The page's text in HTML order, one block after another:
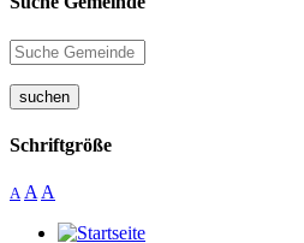
suchen
Schriftgröße
A A A